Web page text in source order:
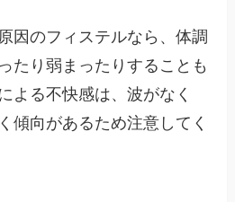
因のフィステルなら、体調
たり弱まったりすることも
よる不快感は、波がなく
傾向があるため注意してく